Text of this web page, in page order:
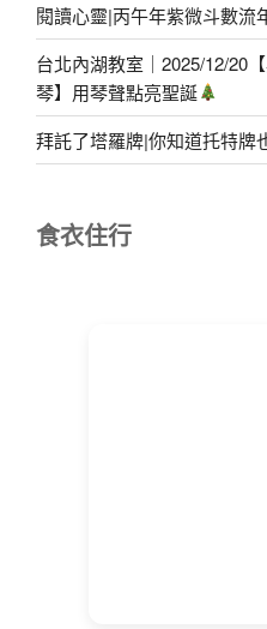
閱讀心靈|丙午年紫微斗數流
台北內湖教室｜2025/12/20
琴】用琴聲點亮聖誕
拜託了塔羅牌|你知道托特牌
食衣住行